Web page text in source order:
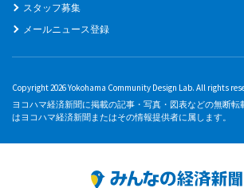
スタッフ募集
メールニュース登録
Copyright 2026 Yokohama Community Design Lab. All rights
ヨコハマ経済新聞に掲載の記事・写真・図表などの無断転
はヨコハマ経済新聞またはその情報提供者に属します。